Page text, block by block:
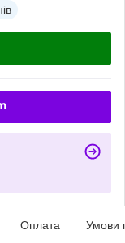
Оплата Умови